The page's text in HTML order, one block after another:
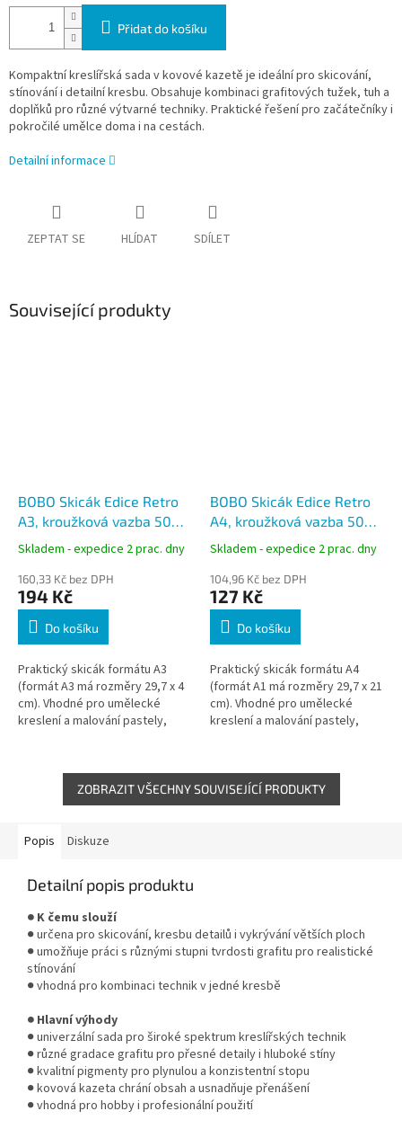
Přidat do košíku
Kompaktní kreslířská sada v kovové kazetě je ideální pro skicování,
stínování i detailní kresbu. Obsahuje kombinaci grafitových tužek, tuh a
doplňků pro různé výtvarné techniky. Praktické řešení pro začátečníky i
pokročilé umělce doma i na cestách.
Detailní informace
ZEPTAT SE HLÍDAT SDÍLET
Související produkty
BOBO Skicák Edice Retro
A3, kroužková vazba 50
listů
Skladem - expedice 2 prac. dny
160,33 Kč bez DPH
194 Kč
Do košíku
Praktický skicák formátu A3
(formát A3 má rozměry 29,7 x 4
cm). Vhodné pro umělecké
kreslení a malování pastely,
BOBO Skicák Edice Retro
A4, kroužková vazba 50
listů
Skladem - expedice 2 prac. dny
104,96 Kč bez DPH
127 Kč
Do košíku
Praktický skicák formátu A4
(formát A1 má rozměry 29,7 x 21
cm). Vhodné pro umělecké
kreslení a malování pastely,
ZOBRAZIT VŠECHNY SOUVISEJÍCÍ PRODUKTY
Popis Diskuze
Detailní popis produktu
● K čemu slouží
● určena pro skicování, kresbu detailů i vykrývání větších ploch
● umožňuje práci s různými stupni tvrdosti grafitu pro realistické
stínování
● vhodná pro kombinaci technik v jedné kresbě
● Hlavní výhody
● univerzální sada pro široké spektrum kreslířských technik
● různé gradace grafitu pro přesné detaily i hluboké stíny
● kvalitní pigmenty pro plynulou a konzistentní stopu
● kovová kazeta chrání obsah a usnadňuje přenášení
● vhodná pro hobby i profesionální použití